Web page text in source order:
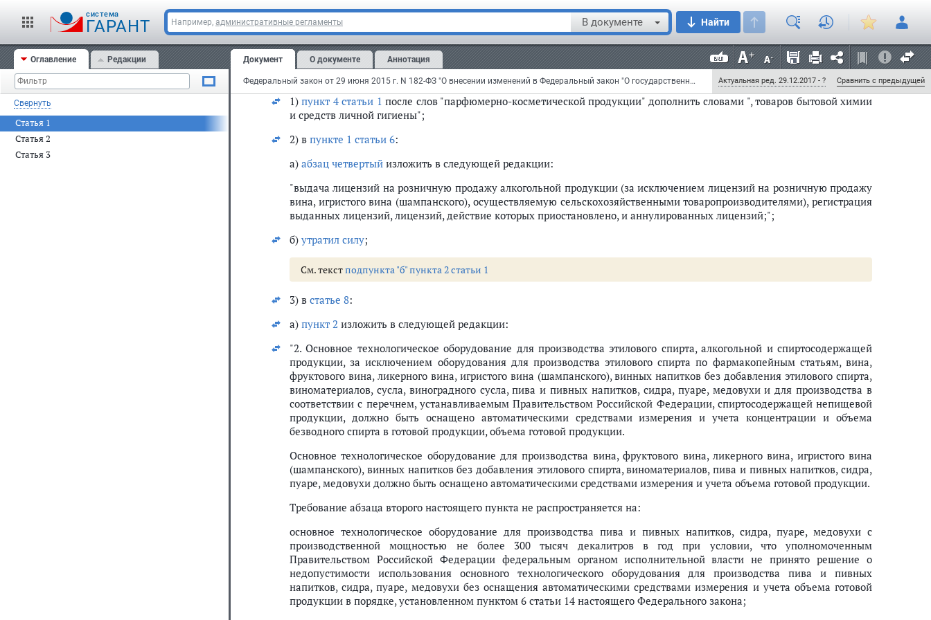
cистема
ГАРАНТ Например, административные регламенты В документе Найти
Оглавление Редакции
Свернуть
Статья 1
Статья 2
Статья 3
Документ О документе Аннотация
Федеральный закон от 29 июня 2015 г. N 182-ФЗ "О внесении изменений в Федеральный закон "О государственном регулировании производства и оборота этилового спирта, алкогольной и спиртосодержащей продукции и об ограничении потребления (распития) алкогольной продукции" (с изменениями и дополнениями) Актуальная ред. 29.12.2017 - ? Сравнить с предыдущей
оборота этилового спирта, алкогольной и спиртосодержащей продукции и об ограничении потребления (распития)
алкогольной продукции" (в редакции Федерального закона от 7 января 1999 года N 18-ФЗ) (Собрание
законодательства Российской Федерации, 1995, N 48, ст. 4553; 1999, N 2, ст. 245; 2001, N 53, ст. 5022; 2002, N 30, ст. 3026;
2004, N 45, ст. 4377; 2005, N 30, ст. 3113; 2006, N 1, ст. 20; 2007, N 1, ст. 11; N 31, ст. 3994; N 49, ст. 6063; 2008, N 30,
ст. 3616; 2009, N 1, ст. 21; N 52, ст. 6450; 2011, N 30, ст. 4566; 2012, N 53, ст. 7584; 2013, N 30, ст. 4065; N 44, ст. 5635; 2015,
N 1, ст. 43, 44, 47; N 14, ст. 2022) следующие изменения:
1)пункт 4 статьи 1 после слов "парфюмерно-косметической продукции" дополнить словами ", товаров бытовой химии
и средств личной гигиены";
2) в пункте 1 статьи 6:
а) абзац четвертый изложить в следующей редакции:
"выдача лицензий на розничную продажу алкогольной продукции (за исключением лицензий на розничную продажу
вина, игристого вина (шампанского), осуществляемую сельскохозяйственными товаропроизводителями), регистрация
выданных лицензий, лицензий, действие которых приостановлено, и аннулированных лицензий;";
б) утратил силу;
См. текстподпункта "б" пункта 2 статьи 1
3) в статье 8:
а) пункт 2 изложить в следующей редакции:
"2. Основное технологическое оборудование для производства этилового спирта, алкогольной и спиртосодержащей
продукции, за исключением оборудования для производства этилового спирта по фармакопейным статьям, вина,
фруктового вина, ликерного вина, игристого вина (шампанского), винных напитков без добавления этилового спирта,
виноматериалов, сусла, виноградного сусла, пива и пивных напитков, сидра, пуаре, медовухи и для производства в
соответствии с перечнем, устанавливаемым Правительством Российской Федерации, спиртосодержащей непищевой
продукции, должно быть оснащено автоматическими средствами измерения и учета концентрации и объема
безводного спирта в готовой продукции, объема готовой продукции.
Основное технологическое оборудование для производства вина, фруктового вина, ликерного вина, игристого вина
(шампанского), винных напитков без добавления этилового спирта, виноматериалов, пива и пивных напитков, сидра,
пуаре, медовухи должно быть оснащено автоматическими средствами измерения и учета объема готовой продукции.
Требование абзаца второго настоящего пункта не распространяется на:
основное технологическое оборудование для производства пива и пивных напитков, сидра, пуаре, медовухи с
производственной мощностью не более 300 тысяч декалитров в год при условии, что уполномоченным
Правительством Российской Федерации федеральным органом исполнительной власти не принято решение о
недопустимости использования основного технологического оборудования для производства пива и пивных
напитков, сидра, пуаре, медовухи без оснащения автоматическими средствами измерения и учета объема готовой
продукции в порядке, установленном пунктом 6 статьи 14 настоящего Федерального закона;